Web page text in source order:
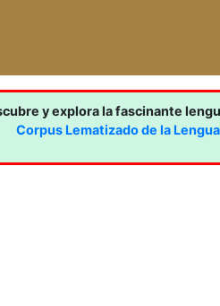
y explora la fascinante
Corpus Lematizado de la